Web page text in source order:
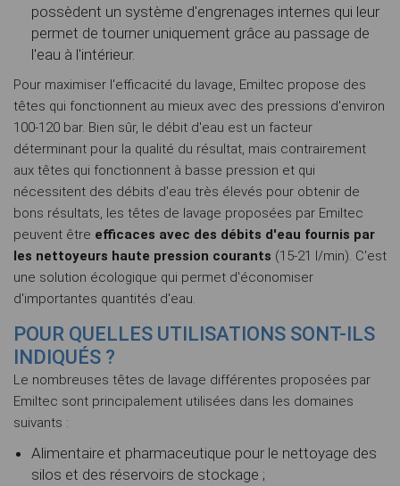
possèdent un système d'engrenages internes qui leur
permet de tourner uniquement grâce au passage de
l'eau à l'intérieur.
Pour maximiser l'efficacité du lavage, Emiltec propose des
têtes qui fonctionnent au mieux avec des pressions d'environ
100-120 bar. Bien sûr, le débit d'eau est un facteur
déterminant pour la qualité du résultat, mais contrairement
aux têtes qui fonctionnent à basse pression et qui
nécessitent des débits d'eau très élevés pour obtenir de
bons résultats, les têtes de lavage proposées par Emiltec
peuvent être efficaces avec des débits d'eau fournis par
les nettoyeurs haute pression courants (15-21 l/min). C'est
une solution écologique qui permet d'économiser
d'importantes quantités d'eau.
POUR QUELLES UTILISATIONS SONT-ILS
INDIQUÉS ?
Le nombreuses têtes de lavage différentes proposées par
Emiltec sont principalement utilisées dans les domaines
suivants :
Alimentaire et pharmaceutique pour le nettoyage des
silos et des réservoirs de stockage ;